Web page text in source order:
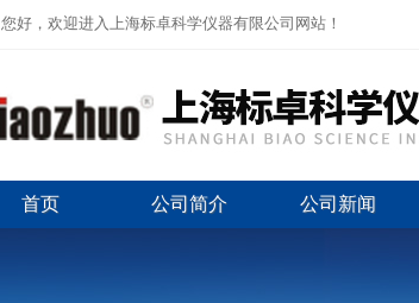
您好，欢迎进入上海标卓科学仪器有限公司网站！
首页 公司简介 公司新闻